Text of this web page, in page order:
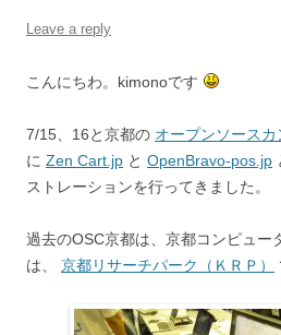
Leave a reply
こんにちわ。kimonoです
7/15、16と京都の オープンソース
に Zen Cart.jp と OpenBravo-pos.jp
ストレーションを行ってきました。
過去のOSC京都は、京都コンピュー
は、 京都リサーチパーク（ＫＲＰ）